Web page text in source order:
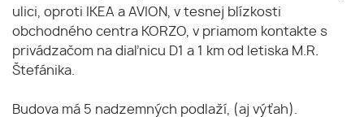
ulici, oproti IKEA a AVION, v tesnej blízkosti
obchodného centra KORZO, v priamom kontakte s
privádzačom na diaľnicu D1 a 1 km od letiska M.R.
Štefánika.
Budova má 5 nadzemných podlaží, (aj výťah).